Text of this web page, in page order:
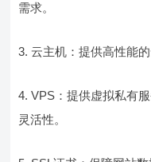
需求。
3. 云主机：提供高性能
4. VPS：提供虚拟私有
灵活性。